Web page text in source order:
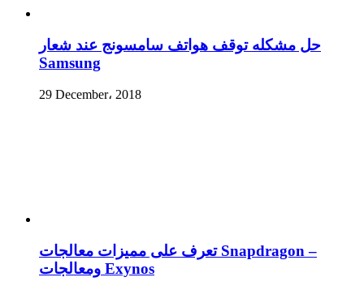
حل مشكله توقف هواتف سامسونج عند شعار
Samsung
29 December، 2018
تعرف على مميزات معالجات Snapdragon –
ومعالجات Exynos